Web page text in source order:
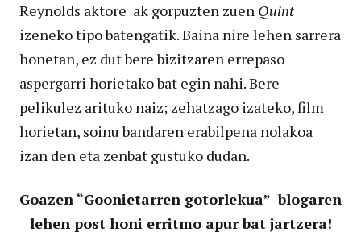
Reynolds aktore ak gorpuzten zuen Quint
izeneko tipo batengatik. Baina nire lehen sarrera
honetan, ez dut bere bizitzaren errepaso
aspergarri horietako bat egin nahi. Bere
pelikulez arituko naiz; zehatzago izateko, film
horietan, soinu bandaren erabilpena nolakoa
izan den eta zenbat gustuko dudan.
Goazen “Goonietarren gotorlekua” blogaren
lehen post honi erritmo apur bat jartzera!